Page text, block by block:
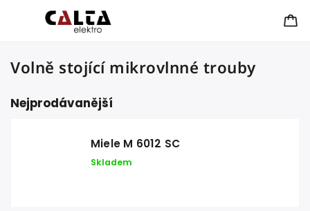
Volně stojící mikrovlnné trouby
Nejprodávanější
Miele M 6012 SC
Skladem